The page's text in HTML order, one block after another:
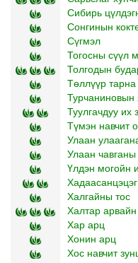
Сибирь
Сонгинын
Сүгмэл
Тогосны сүүл
Толгодын
Төллүүр тарна
Турчаниновын
Туулгачдуу их
Түмэн навчит
Улаан
Улаан
Үлдэн могойн
Халгайны тос
Халтар
Хар арц
Хонин арц
Хос навчит